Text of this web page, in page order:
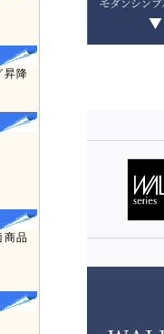
昇降
商品